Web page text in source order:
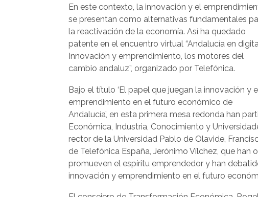
En este contexto, la innovación y el
se presentan como alternativas fundamentales
la reactivación de la economía. Así ha quedado
patente en el encuentro virtual “Andalucía en
Innovación y emprendimiento, los motores del
cambio andaluz”, organizado por Telefónica.
Bajo el título ‘El papel que juegan la innovación y
emprendimiento en el futuro económico de
Andalucía’, en esta primera mesa redonda han
Económica, Industria, Conocimiento y
rector de la Universidad Pablo de Olavide,
de Telefónica España, Jerónimo Vílchez, que
promueven el espíritu emprendedor y han
innovación y emprendimiento en el futuro